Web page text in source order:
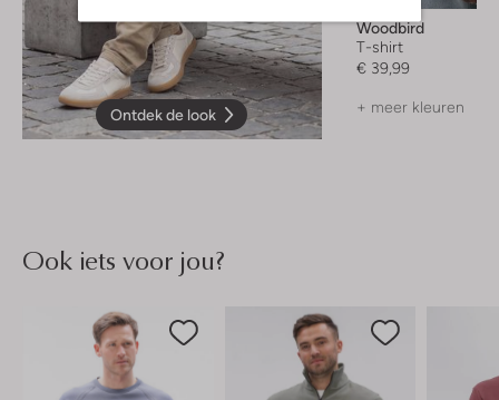
Ontdek de look
Woodbird
T-shirt
€ 39,99
+ meer kleuren
Ook iets voor jou?